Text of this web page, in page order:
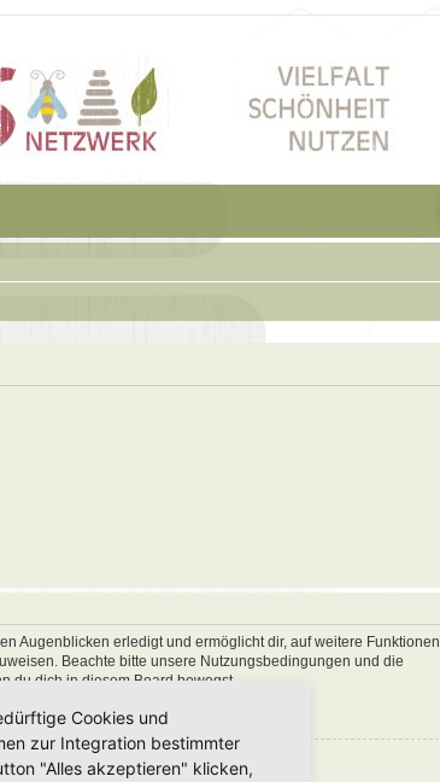
Augenblicken erledigt und ermöglicht dir, auf weitere Funktionen
Beachte bitte unsere Nutzungsbedingungen und die
du dich in diesem Board bewegst.
Cookies und
zur Integration bestimmter
"Alles akzeptieren" klicken,